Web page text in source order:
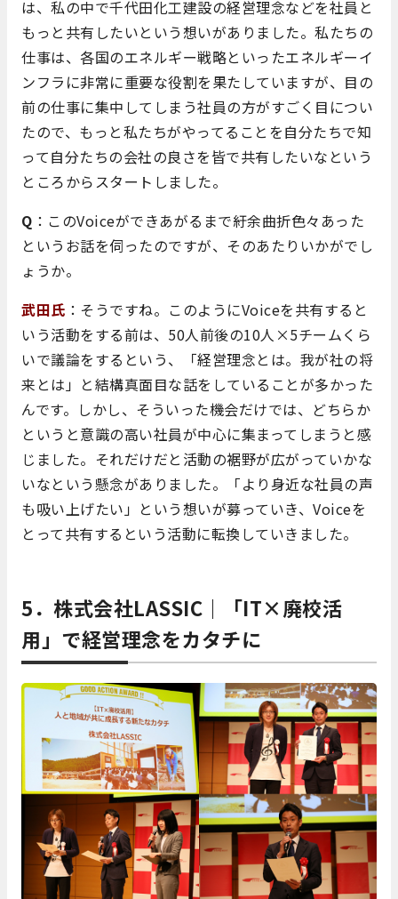
は、私の中で千代田化工建設の経営理念などを社員と
もっと共有したいという想いがありました。私たちの
仕事は、各国のエネルギー戦略といったエネルギーイ
ンフラに非常に重要な役割を果たしていますが、目の
前の仕事に集中してしまう社員の方がすごく目につい
たので、もっと私たちがやってることを自分たちで知
って自分たちの会社の良さを皆で共有したいなという
ところからスタートしました。
Q ：このVoiceができあがるまで紆余曲折色々あった
というお話を伺ったのですが、そのあたりいかがでし
ょうか。
武田氏 ：そうですね。このようにVoiceを共有すると
いう活動をする前は、50人前後の10人×5チームくら
いで議論をするという、「経営理念とは。我が社の将
来とは」と結構真面目な話をしていることが多かった
んです。しかし、そういった機会だけでは、どちらか
というと意識の高い社員が中心に集まってしまうと感
じました。それだけだと活動の裾野が広がっていかな
いなという懸念がありました。「より身近な社員の声
も吸い上げたい」という想いが募っていき、Voiceを
とって共有するという活動に転換していきました。
5．株式会社LASSIC｜「IT×廃校活
用」で経営理念をカタチに